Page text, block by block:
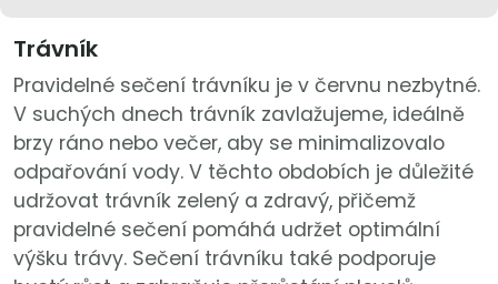
Trávník
Pravidelné sečení trávníku je v červnu nezbytné.
V suchých dnech trávník zavlažujeme, ideálně
brzy ráno nebo večer, aby se minimalizovalo
odpařování vody. V těchto obdobích je důležité
udržovat trávník zelený a zdravý, přičemž
pravidelné sečení pomáhá udržet optimální
výšku trávy. Sečení trávníku také podporuje